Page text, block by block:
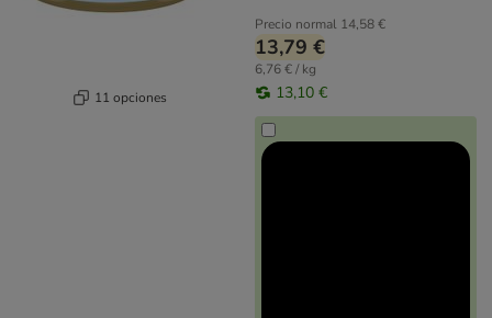
11 opciones
Precio normal 14,58 €
13,79 €
6,76 € / kg
13,10 €